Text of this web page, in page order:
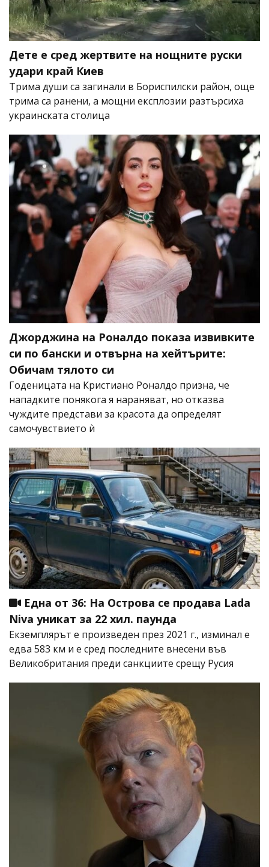
Дете е сред жертвите на нощните руски
удари край Киев
Трима души са загинали в Бориспилски район, още
трима са ранени, а мощни експлозии разтърсиха
украинската столица
Джорджина на Роналдо показа извивките
си по бански и отвърна на хейтърите:
Обичам тялото си
Годеницата на Кристиано Роналдо призна, че
нападките понякога я нараняват, но отказва
чуждите представи за красота да определят
самочувствието ѝ
Една от 36: На Острова се продава Lada
Niva уникат за 22 хил. паунда
Екземплярът е произведен през 2021 г., изминал е
едва 583 км и е сред последните внесени във
Великобритания преди санкциите срещу Русия